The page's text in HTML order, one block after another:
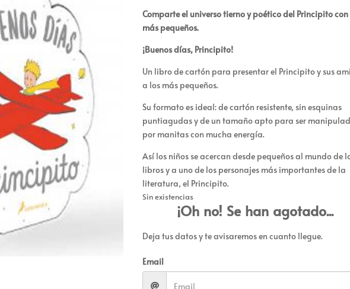
Comparte el universo tierno y poético del Principito con
más pequeños.
¡Buenos días, Principito!
Un libro de cartón para presentar el Principito y sus
a los más pequeños.
Su formato es ideal: de cartón resistente, sin esquinas
puntiagudas y de un tamaño apto para ser
por manitas con mucha energía.
Así los niños se acercan desde pequeños al mundo de
libros y a uno de los personajes más importantes de la
literatura, el Principito.
Sin existencias
¡Oh no! Se han agotado...
Deja tus datos y te avisaremos en cuanto llegue.
Email